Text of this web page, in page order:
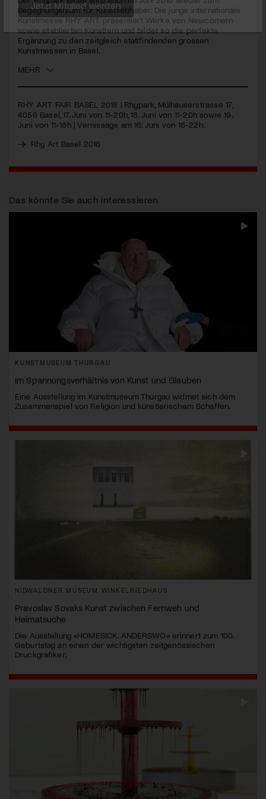
Begegnungsraum für Kunstliebhaber: Die junge internationale
KunstmesseRHY ARTpräsentiert Werke von Newcomern
sowie etablierten Künstlern und bildet so die perfekte
Ergänzung zu den zeitgleich stattfindenden grossen
Kunstmessen in Basel.
MEHR
RHY ART FAIR BASEL
2016 | Rhypark, Mülhauserstrasse 17,
4056 Basel, 17. Juni von 11-20h, 18. Juni von 11-20h sowie 19.
Juni von 11-18h | Vernissage am 16. Juni von 18-22h.
Rhy Art Basel 2016
Das könnte Sie auch interessieren
KUNSTMUSEUM THURGAU
Im Spannungsverhältnis von Kunst und Glauben
Eine Ausstellung im Kunstmuseum Thurgau widmet sich dem
Zusammenspiel von Religion und künstlerischem Schaffen.
NIDWALDNER MUSEUM WINKELRIEDHAUS
Pravoslav Sovaks Kunst zwischen Fernweh und
Heimatsuche
Die Ausstellung «HOMESICK. ANDERSWO» erinnert zum 100.
Geburtstag an einen der wichtigsten zeitgenössischen
Druckgrafiker.
Jetzt Mitglied werden